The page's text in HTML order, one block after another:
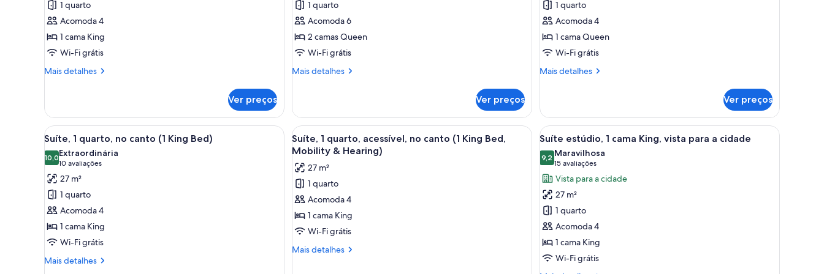
Suíte
estúdio,
1
cama
King
1 quarto
Acomoda 4
1 cama King
Wi-Fi grátis
Mais detalhes
Mais
estúdio,
cama
King
Ver preços
Estúdio,
2
camas
Queen
1 quarto
Acomoda 6
2 camas Queen
Wi-Fi grátis
Mais detalhes
Mais
2
camas
Queen
Ver preços
Estúdio,
1
cama
Queen
1 quarto
Acomoda 4
1 cama Queen
Wi-Fi grátis
Mais detalhes
Mais
1
cama
Queen
Ver preços
Carrega
todas
as
fotos
de
Suíte,
1
quarto,
no
canto
Quarto de hotel moderno com uma grande janela, televisão de tela plana, escrivaninha, sofá e vista para a cidade.
10
Suíte, 1 quarto, no canto (1 King Bed)
10,010,0 de 10
Extraordinária
10 avaliações
(10
avaliações)
27 m²
1 quarto
Acomoda 4
1 cama King
Wi-Fi grátis
Mais detalhes
Mais
Carrega
todas
as
fotos
de
Suíte,
1
quarto,
acessível,
Quarto de hotel moderno com uma grande janela, televisão de tela plana, escrivaninha, sofá e vista para a cidade.
9
Suíte, 1 quarto, acessível, no canto (1 King Bed,
Mobility & Hearing)
27 m²
1 quarto
Acomoda 4
1 cama King
Wi-Fi grátis
Mais detalhes
Mais
Carrega
todas
as
fotos
de
Suíte
estúdio,
1
cama
King,
Quarto de hotel com sofá, um pequeno
9
Suíte estúdio, 1 cama King, vista para a cidade
9,29,2 de 10
Maravilhosa
15 avaliações
(15
avaliações)
Vista para a cidade
27 m²
1 quarto
Acomoda 4
1 cama King
Wi-Fi grátis